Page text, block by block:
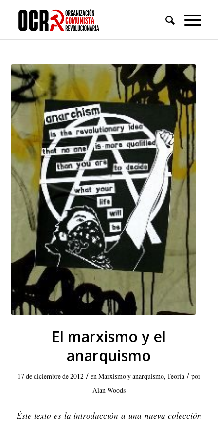
El marxismo y el
anarquismo
17 de diciembre de 2012 / enMarxismo y anarquismo,Teoría / por
Alan Woods
Éste texto es la introducción a una nueva colección